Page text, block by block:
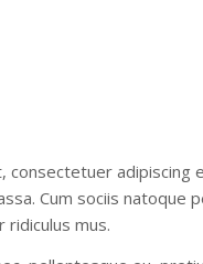
adipiscing
Cum sociis natoque
ridiculus mus.